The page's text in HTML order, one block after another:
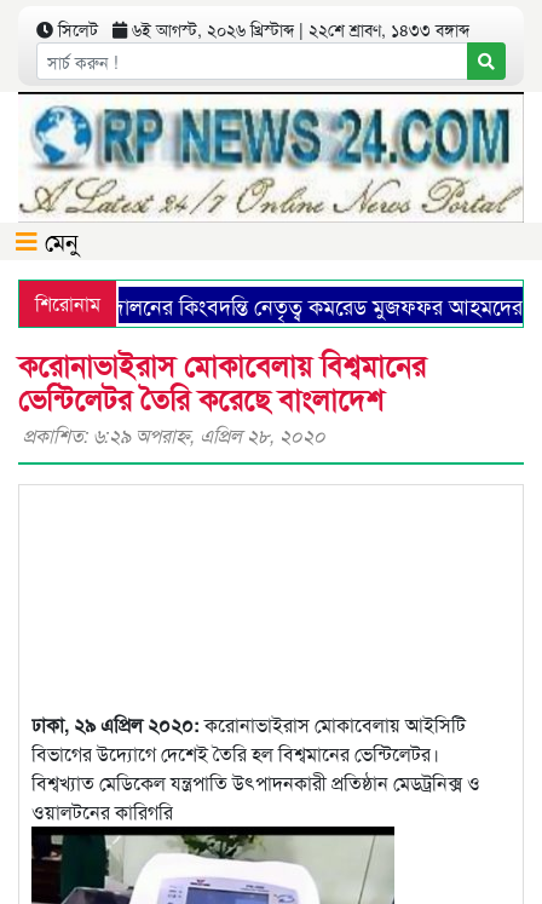
সিলেট ৬ই আগস্ট, ২০২৬ খ্রিস্টাব্দ | ২২শে শ্রাবণ, ১৪৩৩ বঙ্গাব্দ
মেনু
শিরোনামআন্দোলনের কিংবদন্তি নেতৃত্ব কমরেড মুজফ্ফর আহমদের
করোনাভাইরাস মোকাবেলায় বিশ্বমানের
ভেন্টিলেটর তৈরি করেছে বাংলাদেশ
প্রকাশিত: ৬:২৯ অপরাহ্ণ, এপ্রিল ২৮, ২০২০
ঢাকা, ২৯ এপ্রিল ২০২০:করোনাভাইরাস মোকাবেলায় আইসিটি
বিভাগের উদ্যোগে দেশেই তৈরি হল বিশ্বমানের ভেন্টিলেটর।
বিশ্বখ্যাত মেডিকেল যন্ত্রপাতি উৎপাদনকারী প্রতিষ্ঠান মেডট্রনিক্স ও
ওয়ালটনের কারিগরি